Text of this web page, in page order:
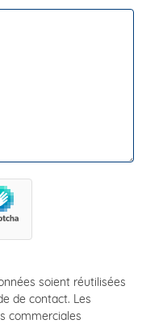
soient réutilisées
de contact. Les
commerciales